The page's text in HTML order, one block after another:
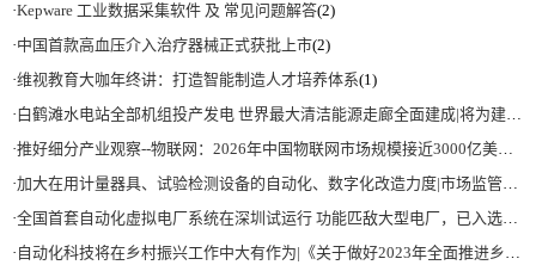
·Kepware 工业数据采集软件 及 常见问题解答(2)
·中国首款高血压介入治疗器械正式获批上市(2)
·维视教育大咖年终讲：打造智能制造人才培养体系(1)
·白鹤滩水电站全部机组投产发电 世界最大清洁能源走廊全面建成|将为建设新型能源体系、保障国家能源安全、实现“双碳”目标提供有力支撑
·推好细分产业观察--物联网：2026年中国物联网市场规模接近3000亿美元 智慧工厂、智慧城市、智慧电网等将占60%以上
·加大在用计量器具、试验检测设备的自动化、数字化改造力度|市场监管总局 工业和信息化部 关于促进企业计量能力提升的指导意见
·全国首套自动化虚拟电厂系统在深圳试运行 功能匹敌大型电厂，已入选国际典型案例
· 自动化科技将在乡村振兴工作中大有作为|《关于做好2023年全面推进乡村振兴重点工作的意见》发布